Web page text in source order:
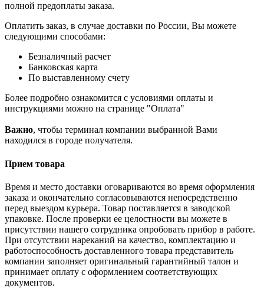
полной предоплаты заказа.
Оплатить заказ, в случае доставки по России, Вы можете
следующими способами:
Безналичный расчет
Банковская карта
По выставленному счету
Более подробно ознакомится с условиями оплаты и
инструкциями можно на странице "Оплата"
Важно, чтобы терминал компании выбранной Вами
находился в городе получателя.
Прием товара
Время и место доставки оговариваются во время оформления
заказа и окончательно согласовываются непосредственно
перед выездом курьера. Товар поставляется в заводской
упаковке. После проверки ее целостности вы можете в
присутствии нашего сотрудника опробовать прибор в работе.
При отсутствии нареканий на качество, комплектацию и
работоспособность доставленного товара представитель
компании заполняет оригинальный гарантийный талон и
принимает оплату с оформлением соответствующих
документов.